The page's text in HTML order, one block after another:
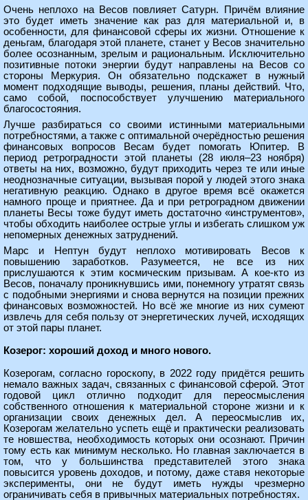
Очень неплохо на Весов повлияет Сатурн. Причём влияние
это будет иметь значение как раз для материальной и, в
особенности, для финансовой сферы их жизни. Отношение к
деньгам, благодаря этой планете, станет у Весов значительно
более осознанным, зрелым и рациональным. Исключительно
позитивные потоки энергии будут направлены на Весов со
стороны Меркурия. Он обязательно подскажет в нужный
момент подходящие выводы, решения, планы действий. Что,
само собой, поспособствует улучшению материального
благосостояния.
Лучше разбираться со своими истинными материальными
потребностями, а также с оптимальной очерёдностью решения
финансовых вопросов Весам будет помогать Юпитер. В
период ретроградности этой планеты (28 июля–23 ноября)
ответы на них, возможно, будут приходить через те или иные
неоднозначные ситуации, вызывая порой у людей этого знака
негативную реакцию. Однако в другое время всё окажется
намного проще и приятнее. Да и при ретроградном движении
планеты Весы тоже будут иметь достаточно «инструментов»,
чтобы обходить наиболее острые углы и избегать слишком уж
непомерных денежных затруднений.
Марс и Нептун будут неплохо мотивировать Весов к
повышению заработков. Разумеется, не все из них
прислушаются к этим космическим призывам. А кое-кто из
Весов, поначалу проникнувшись ими, понемногу утратят связь
с подобными энергиями и снова вернутся на позиции прежних
финансовых возможностей. Но всё же многие из них сумеют
извлечь для себя пользу от энергетических лучей, исходящих
от этой пары планет.
Козерог: хороший доход и много нового.
Козерогам, согласно гороскопу, в 2022 году придётся решить
немало важных задач, связанных с финансовой сферой. Этот
годовой цикл отлично подходит для переосмысления
собственного отношения к материальной стороне жизни и к
организации своих денежных дел. А переосмыслив их,
Козерогам желательно успеть ещё и практически реализовать
те новшества, необходимость которых они осознают. Причин
тому есть как минимум несколько. Но главная заключается в
том, что у большинства представителей этого знака
повысится уровень доходов, и потому, даже ставя некоторые
эксперименты, они не будут иметь нужды чрезмерно
ограничивать себя в привычных материальных потребностях.